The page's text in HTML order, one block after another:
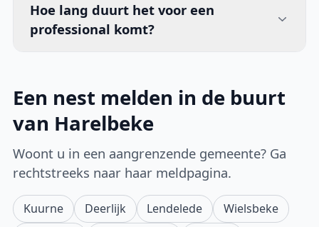
Hoe lang duurt het voor een
professional komt?
Een nest melden in de buurt
van Harelbeke
Woont u in een aangrenzende gemeente? Ga
rechtstreeks naar haar meldpagina.
Kuurne Deerlijk Lendelede
Wielsbeke